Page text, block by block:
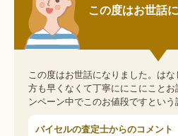
この度はお世話
この度はお世話になりました。は
方も早くなくて丁寧ににこにこと
ンペーン中でこのお値段ですという
バイセルの査定士からのコメント